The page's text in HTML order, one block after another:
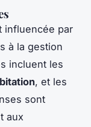
influencée par
à la gestion
incluent les
, et les
sont
aux